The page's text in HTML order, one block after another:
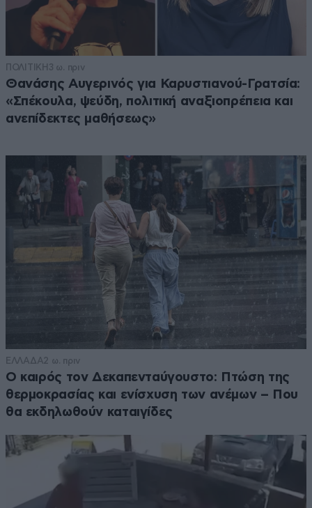
ΠΟΛΙΤΙΚΗ 3 ω. πριν
Θανάσης Αυγερινός για Καρυστιανού-Γρατσία:
«Σπέκουλα, ψεύδη, πολιτική αναξιοπρέπεια και
ανεπίδεκτες μαθήσεως»
ΕΛΛΑΔΑ2 ω. πριν
Ο καιρός τον Δεκαπενταύγουστο: Πτώση της
θερμοκρασίας και ενίσχυση των ανέμων – Που
θα εκδηλωθούν καταιγίδες